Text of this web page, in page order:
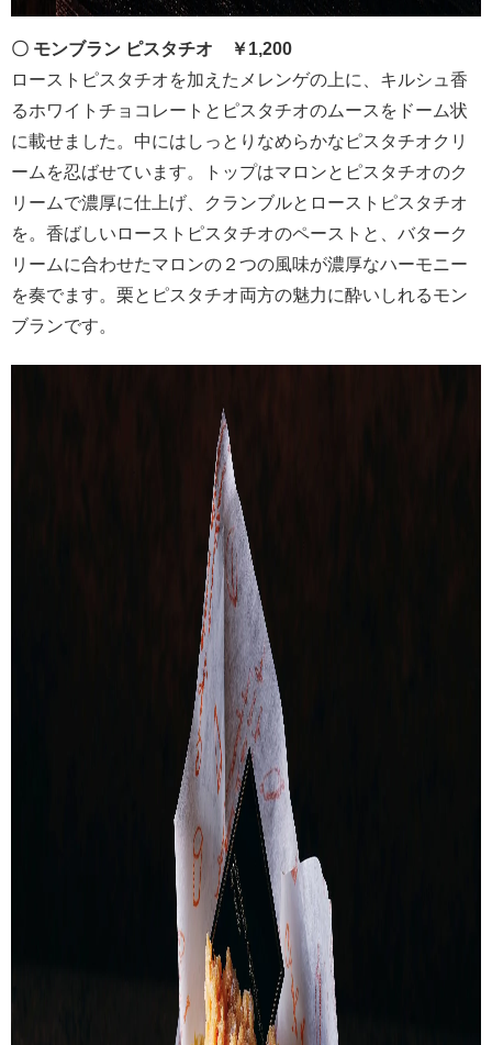
〇 モンブラン ピスタチオ ￥1,200
ローストピスタチオを加えたメレンゲの上に、キルシュ香
るホワイトチョコレートとピスタチオのムースをドーム状
に載せました。中にはしっとりなめらかなピスタチオクリ
ームを忍ばせています。トップはマロンとピスタチオのク
リームで濃厚に仕上げ、クランブルとローストピスタチオ
を。香ばしいローストピスタチオのペーストと、バターク
リームに合わせたマロンの２つの風味が濃厚なハーモニー
を奏でます。栗とピスタチオ両方の魅力に酔いしれるモン
ブランです。